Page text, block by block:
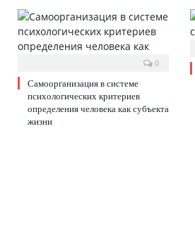
0
Самоорганизация в системе
психологических критериев
определения человека как субъекта
жизни